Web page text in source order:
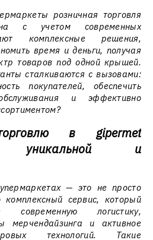
розничная торговля
с учетом современных
комплексные решения,
время и деньги, получая
товаров под одной крышей.
сталкиваются с вызовами:
покупателей, обеспечить
и эффективно
в gipermet
уникальной и
— это не просто
сервис, который
логистику,
мерчендайзинга и активное
технологий. Такие